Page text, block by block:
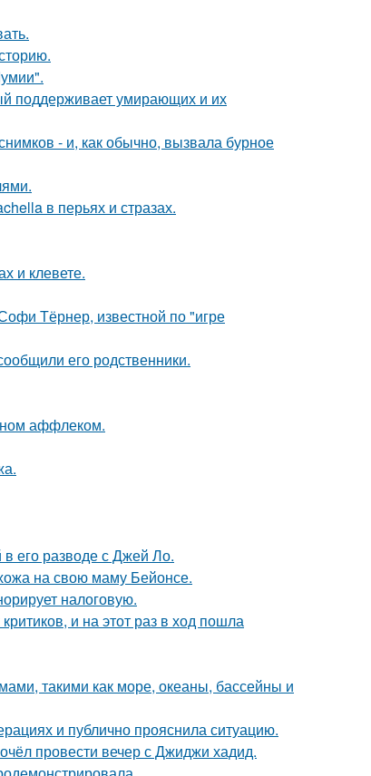
поддерживает умирающих и их
- и, как обычно, вызвала бурное
в перьях и стразах.
и клевете.
Тёрнер, известной по "игре
его родственники.
аффлеком.
его разводе с Джей Ло.
на свою маму Бейонсе.
налоговую.
и на этот раз в ход пошла
такими как море, океаны, бассейны и
и публично прояснила ситуацию.
провести вечер с Джиджи хадид.